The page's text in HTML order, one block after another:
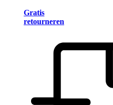
Gratis
retourneren